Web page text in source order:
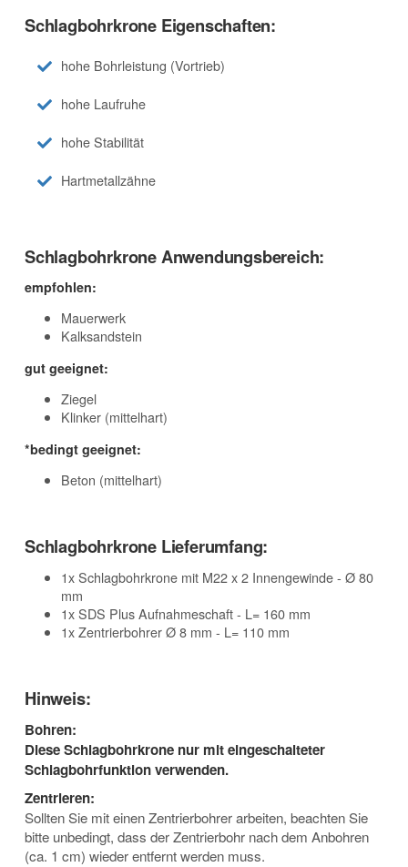
Schlagbohrkrone Eigenschaften:
hohe Bohrleistung (Vortrieb)
hohe Laufruhe
hohe Stabilität
Hartmetallzähne
Schlagbohrkrone Anwendungsbereich:
empfohlen:
Mauerwerk
Kalksandstein
gut geeignet:
Ziegel
Klinker (mittelhart)
*bedingt geeignet:
Beton (mittelhart)
Schlagbohrkrone Lieferumfang:
1x Schlagbohrkrone mit M22 x 2 Innengewinde - Ø 80
mm
1x SDS Plus Aufnahmeschaft - L= 160 mm
1x Zentrierbohrer Ø 8 mm - L= 110 mm
Hinweis:
Bohren:
Diese Schlagbohrkrone nur mit eingeschalteter
Schlagbohrfunktion verwenden.
Zentrieren:
Sollten Sie mit einen Zentrierbohrer arbeiten, beachten Sie
bitte unbedingt, dass der Zentrierbohr nach dem Anbohren
(ca. 1 cm) wieder entfernt werden muss.